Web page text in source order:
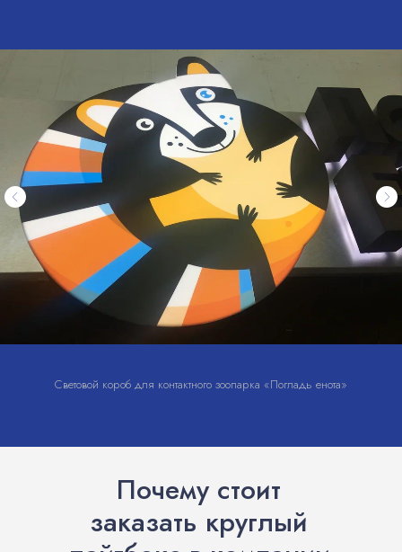
Световой короб для контактного зоопарка «Погладь енота»
Почему стоит
заказать круглый